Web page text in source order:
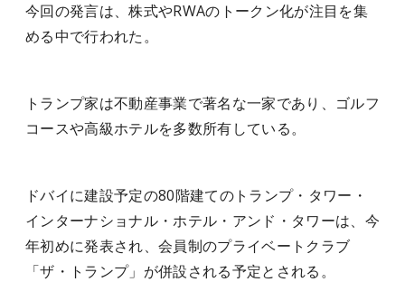
今回の発言は、株式やRWAのトークン化が注目を集
める中で行われた。
トランプ家は不動産事業で著名な一家であり、ゴルフ
コースや高級ホテルを多数所有している。
ドバイに建設予定の80階建てのトランプ・タワー・
インターナショナル・ホテル・アンド・タワーは、今
年初めに発表され、会員制のプライベートクラブ
「ザ・トランプ」が併設される予定とされる。